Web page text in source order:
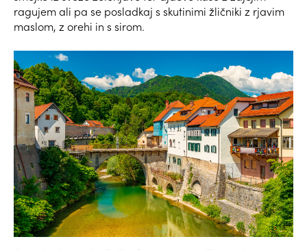
ragujem ali pa se posladkaj s skutinimi žličniki z rjavim
maslom, z orehi in s sirom.